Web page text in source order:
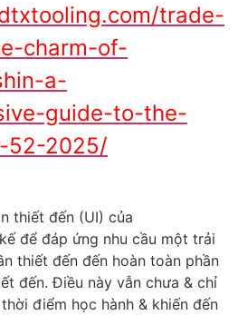
trade-
charm-of-
a-
guide-to-the-
52-2025/
thiết đến (UI) của
để đáp ứng nhu cầu một trải
thiết đến đến hoàn toàn phần
đến. Điều này vẫn chưa & chỉ
điểm học hành & khiến đến